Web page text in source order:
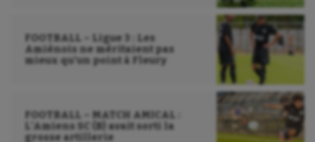
UNSS
Wakeboard
FOOTBALL – Ligue 3 : Les
Amiénois ne méritaient pas
mieux qu’un point à Fleury
FOOTBALL – MATCH AMICAL :
L’Amiens SC (B) avait sorti la
grosse artillerie